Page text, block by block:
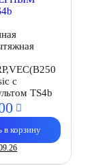
с
TS4b
в корзину